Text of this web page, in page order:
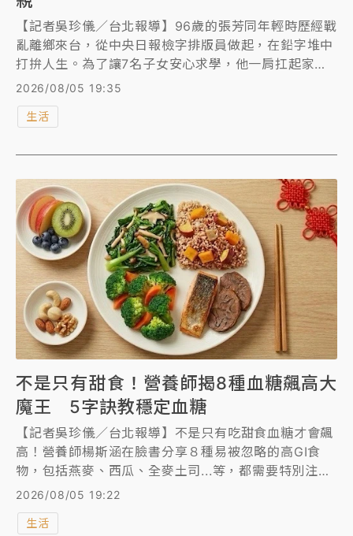
【記者吳珍儀／台北報導】96歲的張芳同年輕時歷經戰
亂離鄉來台，從中央日報檢字排版員做起，在鉛字堆中
打拚人生。為了讓7名子女安心求學，他一肩扛起家庭
重擔，兼任3份工作；尤其四女兒還罹患小兒麻痺，張
陪伴手術與復健。今年他獲選新北市模範父親，市長侯
2026/08/05 19:35
生活
不是只有甜食！營養師揭8種血糖飆高大
魔王 5字訣教穩定血糖
【記者吳珍儀／台北報導】不是只有吃甜食血糖才會飆
高！營養師楊斯涵在臉書分享８種易被忽略的高GI食
物，包括燕麥、西瓜、全麥土司...等，都需要特別注
意。楊斯涵也解析，哪些料理方式可能讓血糖升得更
快，同時分享注意食物的「粗、整、短、冷、搭」5字
實用原則，可以幫助穩定餐後血糖，不必過度忌口，也
2026/08/05 19:22
生活